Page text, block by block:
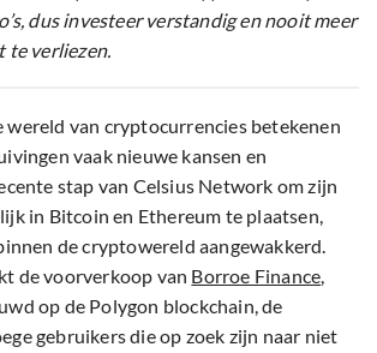
dus investeer verstandig en nooit meer
te verliezen.
wereld van cryptocurrencies betekenen
vaak nieuwe kansen en
stap van Celsius Network om zijn
in Bitcoin en Ethereum te plaatsen,
de cryptowereld aangewakkerd.
de voorverkoop van Borroe Finance,
op de Polygon blockchain, de
gebruikers die op zoek zijn naar niet